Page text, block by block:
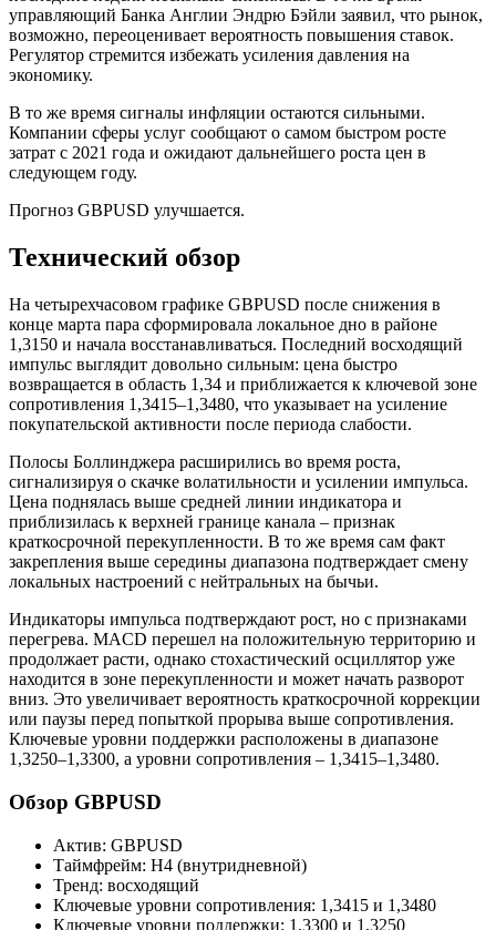
управляющий Банка Англии Эндрю Бэйли заявил, что рынок,
возможно, переоценивает вероятность повышения ставок.
Регулятор стремится избежать усиления давления на
экономику.
В то же время сигналы инфляции остаются сильными.
Компании сферы услуг сообщают о самом быстром росте
затрат с 2021 года и ожидают дальнейшего роста цен в
следующем году.
Прогноз GBPUSD улучшается.
Технический обзор
На четырехчасовом графике GBPUSD после снижения в
конце марта пара сформировала локальное дно в районе
1,3150 и начала восстанавливаться. Последний восходящий
импульс выглядит довольно сильным: цена быстро
возвращается в область 1,34 и приближается к ключевой зоне
сопротивления 1,3415–1,3480, что указывает на усиление
покупательской активности после периода слабости.
Полосы Боллинджера расширились во время роста,
сигнализируя о скачке волатильности и усилении импульса.
Цена поднялась выше средней линии индикатора и
приблизилась к верхней границе канала – признак
краткосрочной перекупленности. В то же время сам факт
закрепления выше середины диапазона подтверждает смену
локальных настроений с нейтральных на бычьи.
Индикаторы импульса подтверждают рост, но с признаками
перегрева. MACD перешел на положительную территорию и
продолжает расти, однако стохастический осциллятор уже
находится в зоне перекупленности и может начать разворот
вниз. Это увеличивает вероятность краткосрочной коррекции
или паузы перед попыткой прорыва выше сопротивления.
Ключевые уровни поддержки расположены в диапазоне
1,3250–1,3300, а уровни сопротивления – 1,3415–1,3480.
Обзор GBPUSD
Актив: GBPUSD
Таймфрейм: H4 (внутридневной)
Тренд: восходящий
Ключевые уровни сопротивления: 1,3415 и 1,3480
Ключевые уровни поддержки: 1,3300 и 1,3250